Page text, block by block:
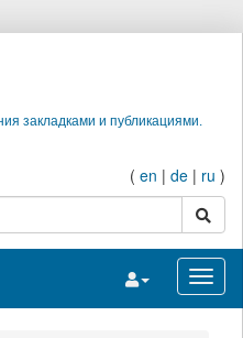
закладками и публикациями.
( en | de | ru )
поиск
Переключить